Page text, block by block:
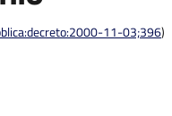
11-03;396)